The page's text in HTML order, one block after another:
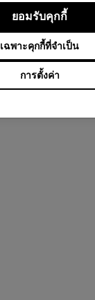
การตั้งค่า
เฉพาะคุกกี้ที่จำเป็น
ยอมรับคุกกี้